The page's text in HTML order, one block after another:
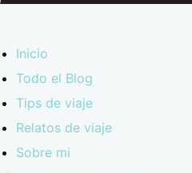
Inicio
Todo el Blog
Tips de viaje
Relatos de viaje
Sobre mi